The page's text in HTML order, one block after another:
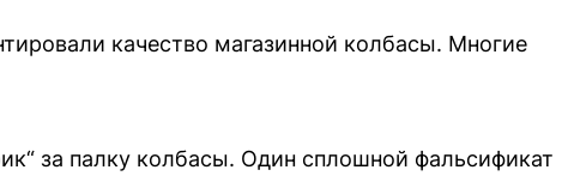
качество магазинной колбасы. Многие
за палку колбасы. Один сплошной фальсификат